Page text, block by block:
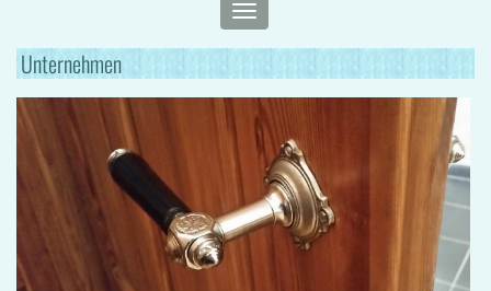
Toggle
navigation
Unternehmen